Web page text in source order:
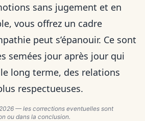
sans jugement et en
vous offrez un cadre
peut s’épanouir. Ce sont
semées jour après jour qui
long terme, des relations
respectueuses.
— les corrections eventuelles sont
ou dans la conclusion.